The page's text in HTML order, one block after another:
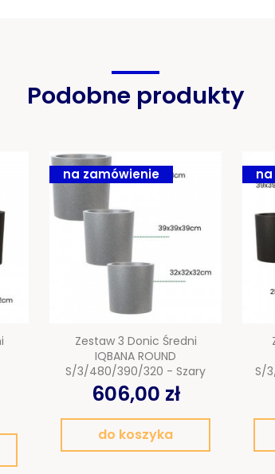
Podobne produkty
Zestaw 3 Donic Średni
IQBANA ROUND
S/3/480/390/320 - Szary
606,00 zł
do koszyka
na zamówienie
S/